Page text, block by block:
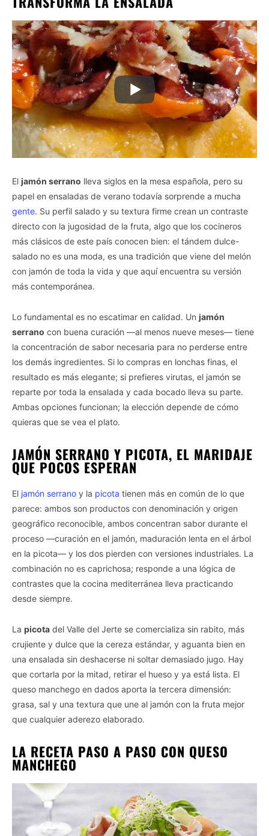
El jamón serrano lleva siglos en la mesa española, pero su
papel en ensaladas de verano todavía sorprende a mucha
gente. Su perfil salado y su textura firme crean un contraste
directo con la jugosidad de la fruta, algo que los cocineros
más clásicos de este país conocen bien: el tándem dulce-
salado no es una moda, es una tradición que viene del melón
con jamón de toda la vida y que aquí encuentra su versión
más contemporánea.
Lo fundamental es no escatimar en calidad. Un jamón
serrano con buena curación —al menos nueve meses— tiene
la concentración de sabor necesaria para no perderse entre
los demás ingredientes. Si lo compras en lonchas finas, el
resultado es más elegante; si prefieres virutas, el jamón se
reparte por toda la ensalada y cada bocado lleva su parte.
Ambas opciones funcionan; la elección depende de cómo
quieras que se vea el plato.
JAMÓN SERRANO Y PICOTA, EL MARIDAJE
QUE POCOS ESPERAN
El jamón serrano y la picota tienen más en común de lo que
parece: ambos son productos con denominación y origen
geográfico reconocible, ambos concentran sabor durante el
proceso —curación en el jamón, maduración lenta en el árbol
en la picota— y los dos pierden con versiones industriales. La
combinación no es caprichosa; responde a una lógica de
contrastes que la cocina mediterránea lleva practicando
desde siempre.
La picota del Valle del Jerte se comercializa sin rabito, más
crujiente y dulce que la cereza estándar, y aguanta bien en
una ensalada sin deshacerse ni soltar demasiado jugo. Hay
que cortarla por la mitad, retirar el hueso y ya está lista. El
queso manchego en dados aporta la tercera dimensión:
grasa, sal y una textura que une al jamón con la fruta mejor
que cualquier aderezo elaborado.
LA RECETA PASO A PASO CON QUESO
MANCHEGO